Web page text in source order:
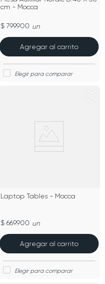
cm - Mocca
$ 799.900 un
Agregar al carrito
Laptop Tables - Mocca
$ 669.900 un
Agregar al carrito